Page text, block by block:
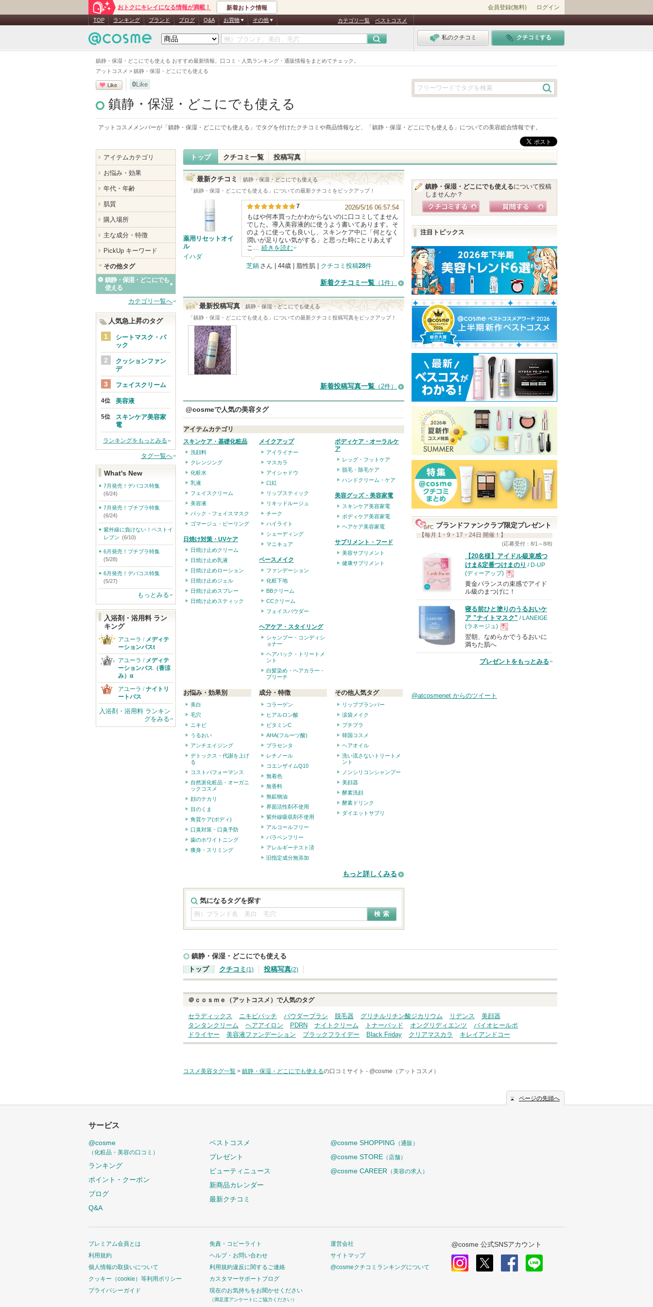
鎮静・保湿・どこにでも使える おすすめ最新情報。口コミ・人気ランキング・通販情報をまとめてチェック。
アットコスメ > 鎮静・保湿・どこにでも使える
おトクにキレイになる情報が満載！ 新着おトク情報 会員登録(無料) ログイン
TOP ランキング ブランド ブログ Q&A お買物 その他 カテゴリ一覧 ベストコスメ
私のクチコミ クチコミする
Like 0Like
鎮静・保湿・どこにでも使える
アットコスメメンバーが「 鎮静・保湿・どこにでも使える 」でタグを付けたクチコミや商品情報など、「 鎮静・保湿・どこにでも使える 」についての美容総合情報です。
トップ クチコミ一覧 投稿写真
最新クチコミ
鎮静・保湿・どこにでも使える
「鎮静・保湿・どこにでも使える 」についての最新クチコミをピックアップ！
薬用リセットオイ
ル
イハダ
7
2026/5/16 06:57:54
もはや何本買ったかわからないのに口コミしてません
でした。導入美容液的に使うよう書いてあります。そ
のように使っても良いし、スキンケア中に「何となく
潤いが足りない気がする」と思った時にとりあえず
こ… 続きを読む
芝鍋 さん | 44歳 | 脂性肌 | クチコミ投稿28件
新着クチコミ一覧 （1件）
最新投稿写真
鎮静・保湿・どこにでも使える
「鎮静・保湿・どこにでも使える 」についての最新クチコミ投稿写真をピックアップ！
新着投稿写真一覧 （2件）
@cosmeで人気の美容タグ
アイテムカテゴリ
スキンケア・基礎化粧品
洗顔料
クレンジング
化粧水
乳液
フェイスクリーム
美容液
パック・フェイスマスク
ゴマージュ・ピーリング
日焼け対策・UVケア
日焼け止めクリーム
日焼け止め乳液
日焼け止めローション
日焼け止めジェル
日焼け止めスプレー
日焼け止めスティック
メイクアップ
アイライナー
マスカラ
アイシャドウ
口紅
リップスティック
リキッドルージュ
チーク
ハイライト
シェーディング
マニキュア
ベースメイク
ファンデーション
化粧下地
BBクリーム
CCクリーム
フェイスパウダー
ヘアケア・スタイリング
シャンプー・コンディシ
ョナー
ヘアパック・トリートメ
ント
白髪染め・ヘアカラー・
ブリーチ
ボディケア・オーラルケ
ア
レッグ・フットケア
脱毛・除毛ケア
ハンドクリーム・ケア
美容グッズ・美容家電
スキンケア美容家電
ボディケア美容家電
ヘアケア美容家電
サプリメント・フード
美容サプリメント
健康サプリメント
お悩み・効果別
美白
毛穴
ニキビ
うるおい
アンチエイジング
デトックス・代謝を上げ
る
コストパフォーマンス
自然派化粧品・オーガニ
ックコスメ
顔のテカリ
目のくま
角質ケア(ボディ)
口臭対策・口臭予防
歯のホワイトニング
痩身・スリミング
成分・特徴
コラーゲン
ヒアルロン酸
ビタミンC
AHA(フルーツ酸)
プラセンタ
レチノール
コエンザイムQ10
無着色
無香料
無鉱物油
界面活性剤不使用
紫外線吸収剤不使用
アルコールフリー
パラベンフリー
アレルギーテスト済
旧指定成分無添加
その他人気タグ
リッププランパー
涙袋メイク
プチプラ
韓国コスメ
ヘアオイル
洗い流さないトリートメ
ント
ノンシリコンシャンプー
美顔器
酵素洗顔
酵素ドリンク
ダイエットサプリ
もっと詳しくみる
気になるタグを探す
鎮静・保湿・どこにでも使えるについて投稿
しませんか？
注目トピックス
ブランドファンクラブ限定プレゼント
【毎月 1・9・17・24日 開催！】
(応募受付：8/1～8/8)
【20名様】アイドル級束感つ
けま&定番つけまのり / D-UP
(ディーアップ)
現
品
黄金バランスの束感でアイド
ル級のまつげに！
寝る前ひと塗りのうるおいケ
ア ”ナイトマスク” / LANEIGE
(ラネージュ)
現
品
翌朝、なめらかでうるおいに
満ちた肌へ
プレゼントをもっとみる
@atcosmenet からのツイート
鎮静・保湿・どこにでも使える
トップ
クチコミ (1) 投稿写真(2)
＠ｃｏｓｍｅ（アットコスメ）で人気のタグ
セラディックス ニキビパッチ パウダーブラシ 脱毛器 グリチルリチン酸ジカリウム リデンス
美顔器
タンタンクリーム
ヘアアイロン PDRN ナイトクリーム トナーパッド オングリディエンツ
バイオヒールボ
ドライヤー
美容液ファンデーション ブラックフライデー Black Friday クリアマスカラ キレイアンドコー
コスメ美容タグ一覧 > 鎮静・保湿・どこにでも使えるの口コミサイト - @cosme（アットコスメ）
アイテムカテゴリ
お悩み・効果
年代・年齢
肌質
購入場所
主な成分・特徴
PickUp キーワード
その他タグ
鎮静・保湿・どこにでも
使える
カテゴリ一覧へ
人気急上昇のタグ
シートマスク・パ
ック
クッションファン
デ
フェイスクリーム
美容液
スキンケア美容家
電
ランキングをもっとみる
タグ一覧へ
What's New
7月発売！デパコス特集
(6/24)
7月発売！プチプラ特集
(6/24)
紫外線に負けない！ベストイ
レブン (6/10)
6月発売！プチプラ特集
(5/28)
6月発売！デパコス特集
(5/27)
もっとみる
入浴剤・浴用料 ラン
キング
アユーラ / メディテ
ーションバスt
アユーラ / メディテ
ーションバス（香涼
み）α
アユーラ / ナイトリ
ートバス
入浴剤・浴用料 ランキン
グをみる
ページの先頭へ
サービス
@cosme
（化粧品・美容の口コミ）
ランキング
ポイント・クーポン
ブログ
Q&A
ベストコスメ
プレゼント
ビューティニュース
新商品カレンダー
最新クチコミ
@cosme SHOPPING （通販）
@cosme STORE （店舗）
@cosme CAREER （美容の求人）
プレミアム会員とは
利用規約
個人情報の取扱いについて
クッキー（cookie）等利用ポリシー
プライバシーガイド
免責・コピーライト
ヘルプ・お問い合わせ
利用規約違反に関するご連絡
カスタマーサポートブログ
現在のお気持ちをお聞かせください
（満足度アンケートにご協力ください）
運営会社
サイトマップ
@cosmeクチコミランキングについて
@cosme 公式SNSアカウント